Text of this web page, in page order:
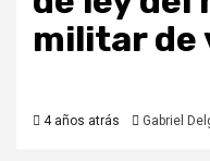
militar de
4 años atrás Gabriel